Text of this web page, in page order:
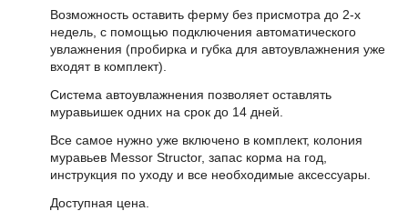
Возможность оставить ферму без присмотра до 2-х
недель, с помощью подключения автоматического
увлажнения (пробирка и губка для автоувлажнения уже
входят в комплект).
Система автоувлажнения позволяет оставлять
муравьишек одних на срок до 14 дней.
Все самое нужно уже включено в комплект, колония
муравьев Messor Structor, запас корма на год,
инструкция по уходу и все необходимые аксессуары.
Доступная цена.